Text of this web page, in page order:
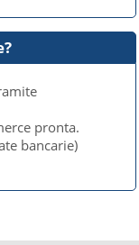
pronta.
bancarie)